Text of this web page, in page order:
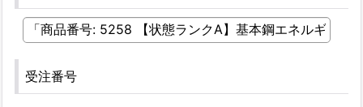
受注番号